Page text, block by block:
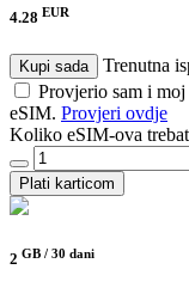
4.28 EUR
Kupi sada
Trenutna
Provjerio sam i
eSIM. Provjeri ovdje
Koliko eSIM-ova
Plati karticom
2 GB / 30 dani